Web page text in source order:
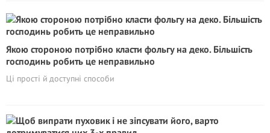
Якою стороною потрібно класти фольгу на деко. Більшість
господинь робить це неправильно
Ці прості й доступні способи